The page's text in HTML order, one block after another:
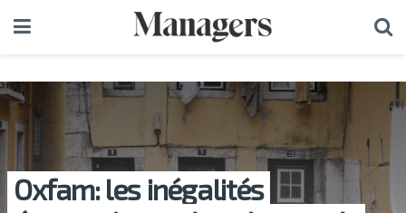
Oxfam: les inégalités